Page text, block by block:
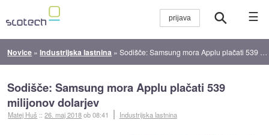
☰
Novice »Industrijska lastnina »Sodišče: Samsung mora Applu plačati 539 milijonov dolarjev
Sodišče: Samsung mora Applu plačati 539
milijonov dolarjev
Matej Huš ::26. maj 2018ob 08:41 Industrijska lastnina